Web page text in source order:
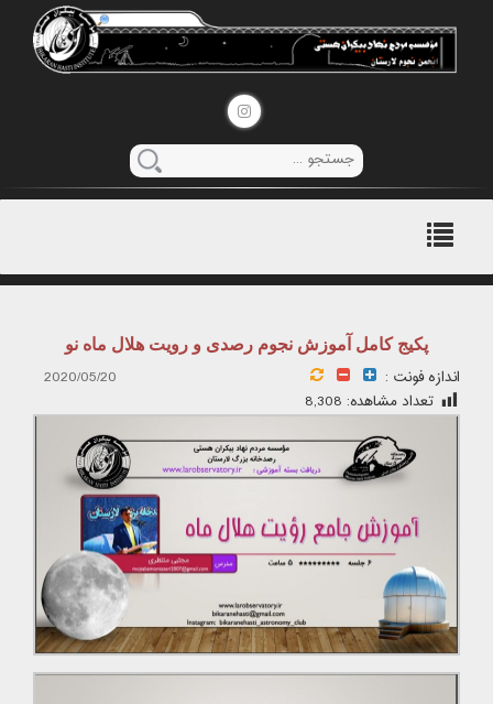
منوی
اصلی
پکیج کامل آموزش نجوم رصدی و رویت هلال ماه نو
اندازه فونت :
2020/05/20
تعداد مشاهده: 8,308